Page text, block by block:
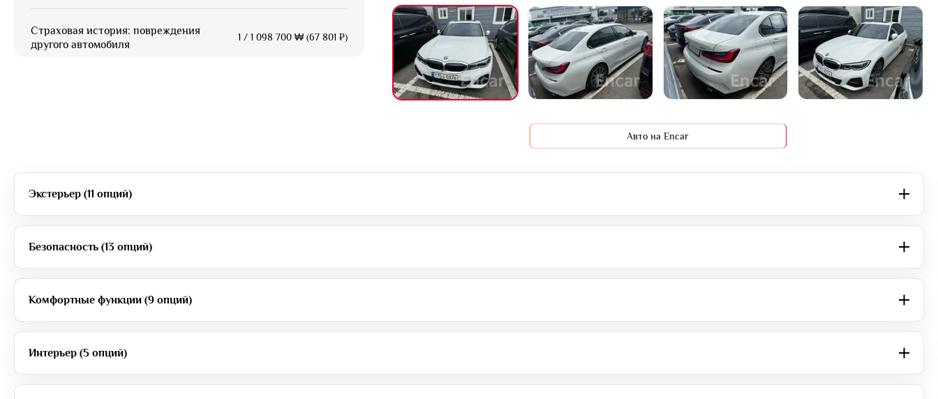
Страховая история: повреждения
другого автомобиля
1 / 1 098 700 ₩ (67 801 ₽)
Авто на Encar
Экстерьер (11 опций)
Безопасность (13 опций)
Комфортные функции (9 опций)
Интерьер (5 опций)